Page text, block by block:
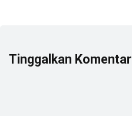
Tinggalkan Komentar